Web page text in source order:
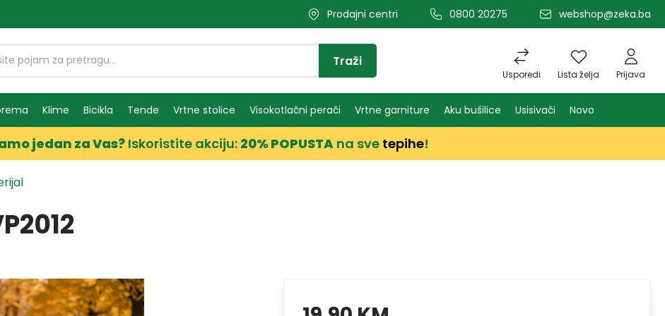
Prodajni centri 0800 20275 webshop@zeka.ba
Usporedi Lista želja Prijava
Traži
Klime Bicikla Tende Vrtne stolice Visokotlačni perači Vrtne garniture Aku bušilice Usisivači Novo
jedan za Vas? Iskoristite akciju: 20% POPUSTA na sve tepihe!